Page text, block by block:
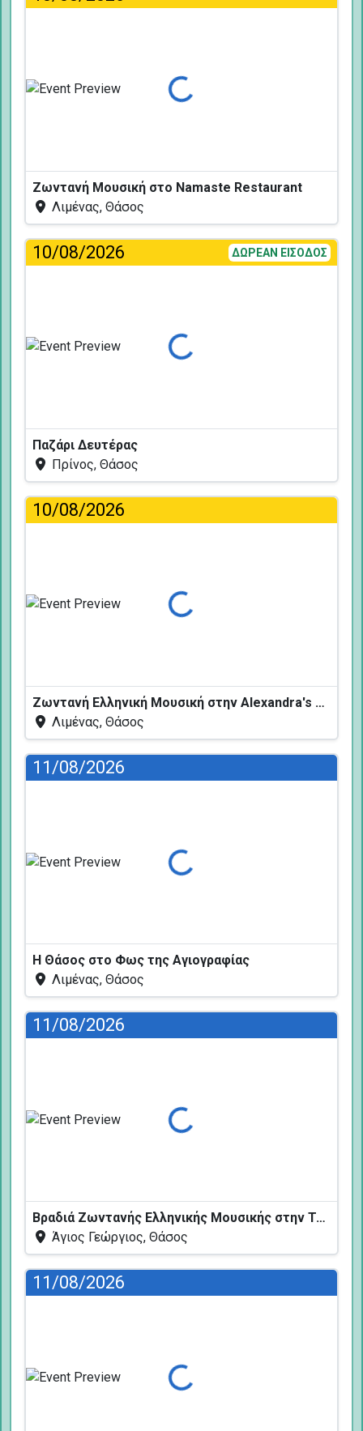
Φόρτωση...
Ζωντανή Μουσική στο Namaste Restaurant
Λιμένας, Θάσος
10/08/2026 ΔΩΡΕΑΝ ΕΙΣΟΔΟΣ
Φόρτωση...
Παζάρι Δευτέρας
Πρίνος, Θάσος
10/08/2026
Φόρτωση...
Ζωντανή Ελληνική Μουσική στην Alexandra's Restaurant
Λιμένας, Θάσος
11/08/2026
Φόρτωση...
Η Θάσος στο Φως της Αγιογραφίας
Λιμένας, Θάσος
11/08/2026
Φόρτωση...
Βραδιά Ζωντανής Ελληνικής Μουσικής στην Ταβέρνα Κελάρι
Άγιος Γεώργιος, Θάσος
11/08/2026
Φόρτωση...